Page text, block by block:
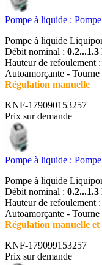
Pompe à liquide :
Pompe à liquide
Débit nominal : 0.2...1.3
Hauteur de refoulement :
Autoamorçante - Tourne
Régulation manuelle
KNF-179090153257
Prix sur demande
Pompe à liquide :
Pompe à liquide
Débit nominal : 0.2...1.3
Hauteur de refoulement :
Autoamorçante - Tourne
Régulation manuelle
KNF-179099153257
Prix sur demande